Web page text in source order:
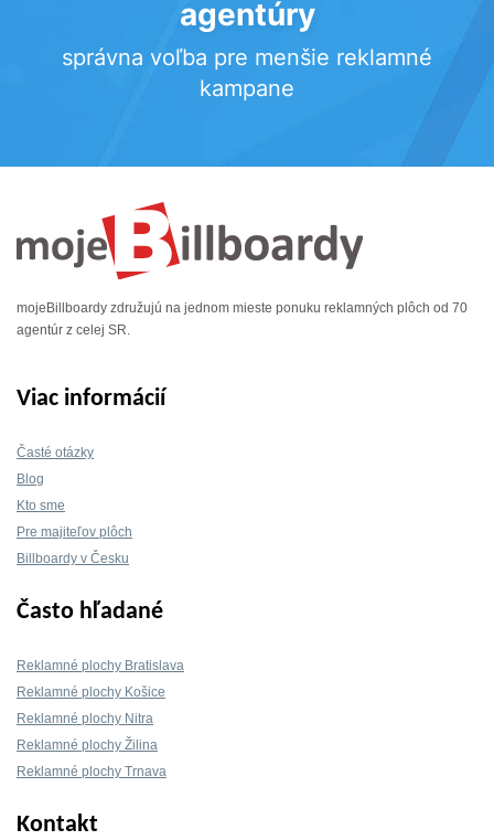
agentúry
správna voľba pre menšie reklamné
kampane
mojeBillboardy združujú na jednom mieste ponuku reklamných plôch od 70
agentúr z celej SR.
Viac informácií
Časté otázky
Blog
Kto sme
Pre majiteľov plôch
Billboardy v Česku
Často hľadané
Reklamné plochy Bratislava
Reklamné plochy Košice
Reklamné plochy Nitra
Reklamné plochy Žilina
Reklamné plochy Trnava
Kontakt